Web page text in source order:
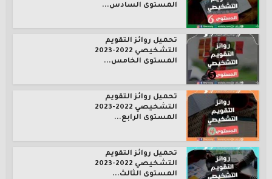
المستوى السادس...
تحميل روائز التقويم
التشخيصي 2022-2023
المستوى الخامس...
تحميل روائز التقويم
التشخيصي 2022-2023
المستوى الرابع...
تحميل روائز التقويم
التشخيصي 2022-2023
المستوى الثالث...